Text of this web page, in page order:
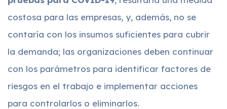
costosa para las empresas, y, además, no se
contaría con los insumos suficientes para cubrir
la demanda; las organizaciones deben continuar
con los parámetros para identificar factores de
riesgos en el trabajo e implementar acciones
para controlarlos o eliminarlos.